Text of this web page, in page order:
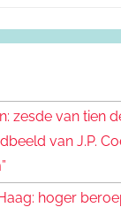
zesde van tien
van J.P.
hoger